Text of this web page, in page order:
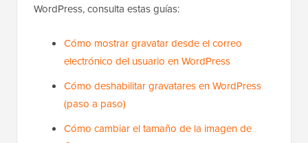
WordPress, consulta estas guías:
Cómo mostrar gravatar desde el correo
electrónico del usuario en WordPress
Cómo deshabilitar gravatares en WordPress
(paso a paso)
Cómo cambiar el tamaño de la imagen de